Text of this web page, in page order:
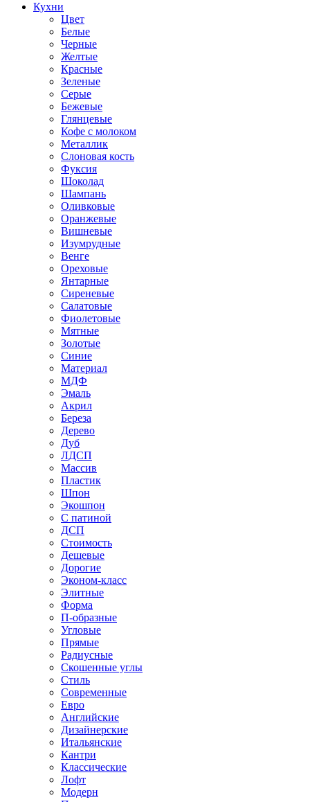
Кухни
Цвет
Белые
Черные
Желтые
Красные
Зеленые
Серые
Бежевые
Глянцевые
Кофе с молоком
Металлик
Слоновая кость
Фуксия
Шоколад
Шампань
Оливковые
Оранжевые
Вишневые
Изумрудные
Венге
Ореховые
Янтарные
Сиреневые
Салатовые
Фиолетовые
Мятные
Золотые
Синие
Материал
МДФ
Эмаль
Акрил
Береза
Дерево
Дуб
ЛДСП
Массив
Пластик
Шпон
Экошпон
С патиной
ДСП
Стоимость
Дешевые
Дорогие
Эконом-класс
Элитные
Форма
П-образные
Угловые
Прямые
Радиусные
Скошенные углы
Стиль
Современные
Евро
Английские
Дизайнерские
Итальянские
Кантри
Классические
Лофт
Модерн